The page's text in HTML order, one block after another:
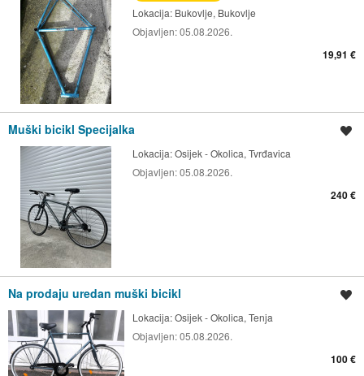
Lokacija: Bukovlje, Bukovlje
Objavljen:05.08.2026.
19,91 €
Muški bicikl Specijalka
Lokacija:Osijek - Okolica, Tvrđavica
Objavljen:05.08.2026.
240 €
Na prodaju uredan muški bicikl
Lokacija:Osijek - Okolica, Tenja
Objavljen:05.08.2026.
100 €